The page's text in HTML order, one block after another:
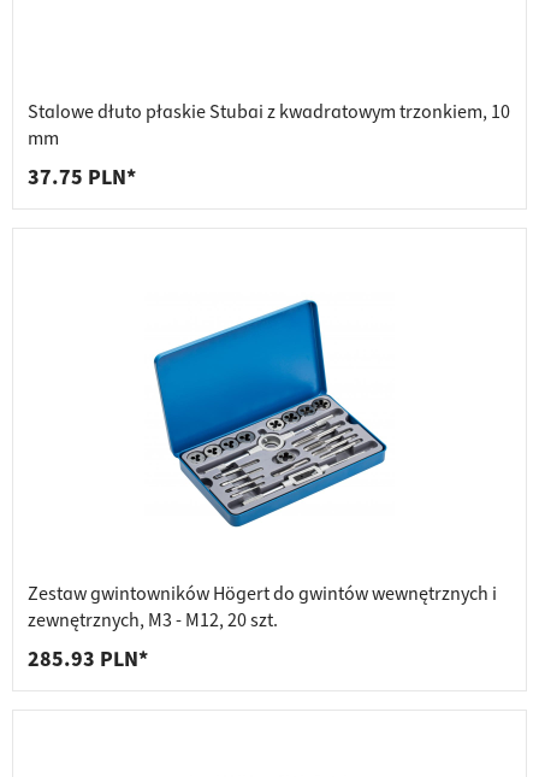
Stalowe dłuto płaskie Stubai z kwadratowym trzonkiem, 10
mm
37.75 PLN*
Zestaw gwintowników Högert do gwintów wewnętrznych i
zewnętrznych, M3 - M12, 20 szt.
285.93 PLN*